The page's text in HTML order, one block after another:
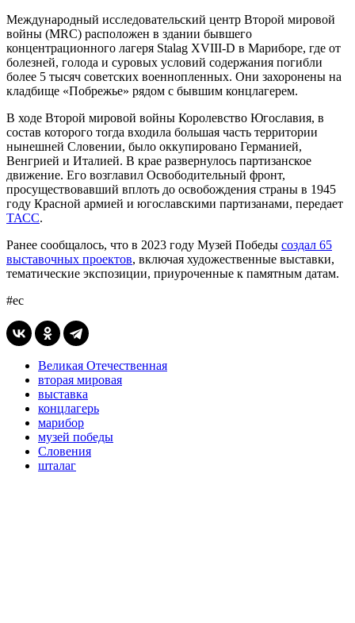
Международный исследовательский центр Второй мировой
войны (MRC) расположен в здании бывшего
концентрационного лагеря Stalag XVIII-D в Мариборе, где от
болезней, голода и суровых условий содержания погибли
более 5 тысяч советских военнопленных. Они захоронены на
кладбище «Побрежье» рядом с бывшим концлагерем.
В ходе Второй мировой войны Королевство Югославия, в
состав которого тогда входила большая часть территории
нынешней Словении, было оккупировано Германией,
Венгрией и Италией. В крае развернулось партизанское
движение. Его возглавил Освободительный фронт,
просуществовавший вплоть до освобождения страны в 1945
году Красной армией и югославскими партизанами, передает
ТАСС.
Ранее сообщалось, что в 2023 году Музей Победы создал 65
выставочных проектов, включая художественные выставки,
тематические экспозиции, приуроченные к памятным датам.
#ес
Великая Отечественная
вторая мировая
выставка
концлагерь
марибор
музей победы
Словения
шталаг